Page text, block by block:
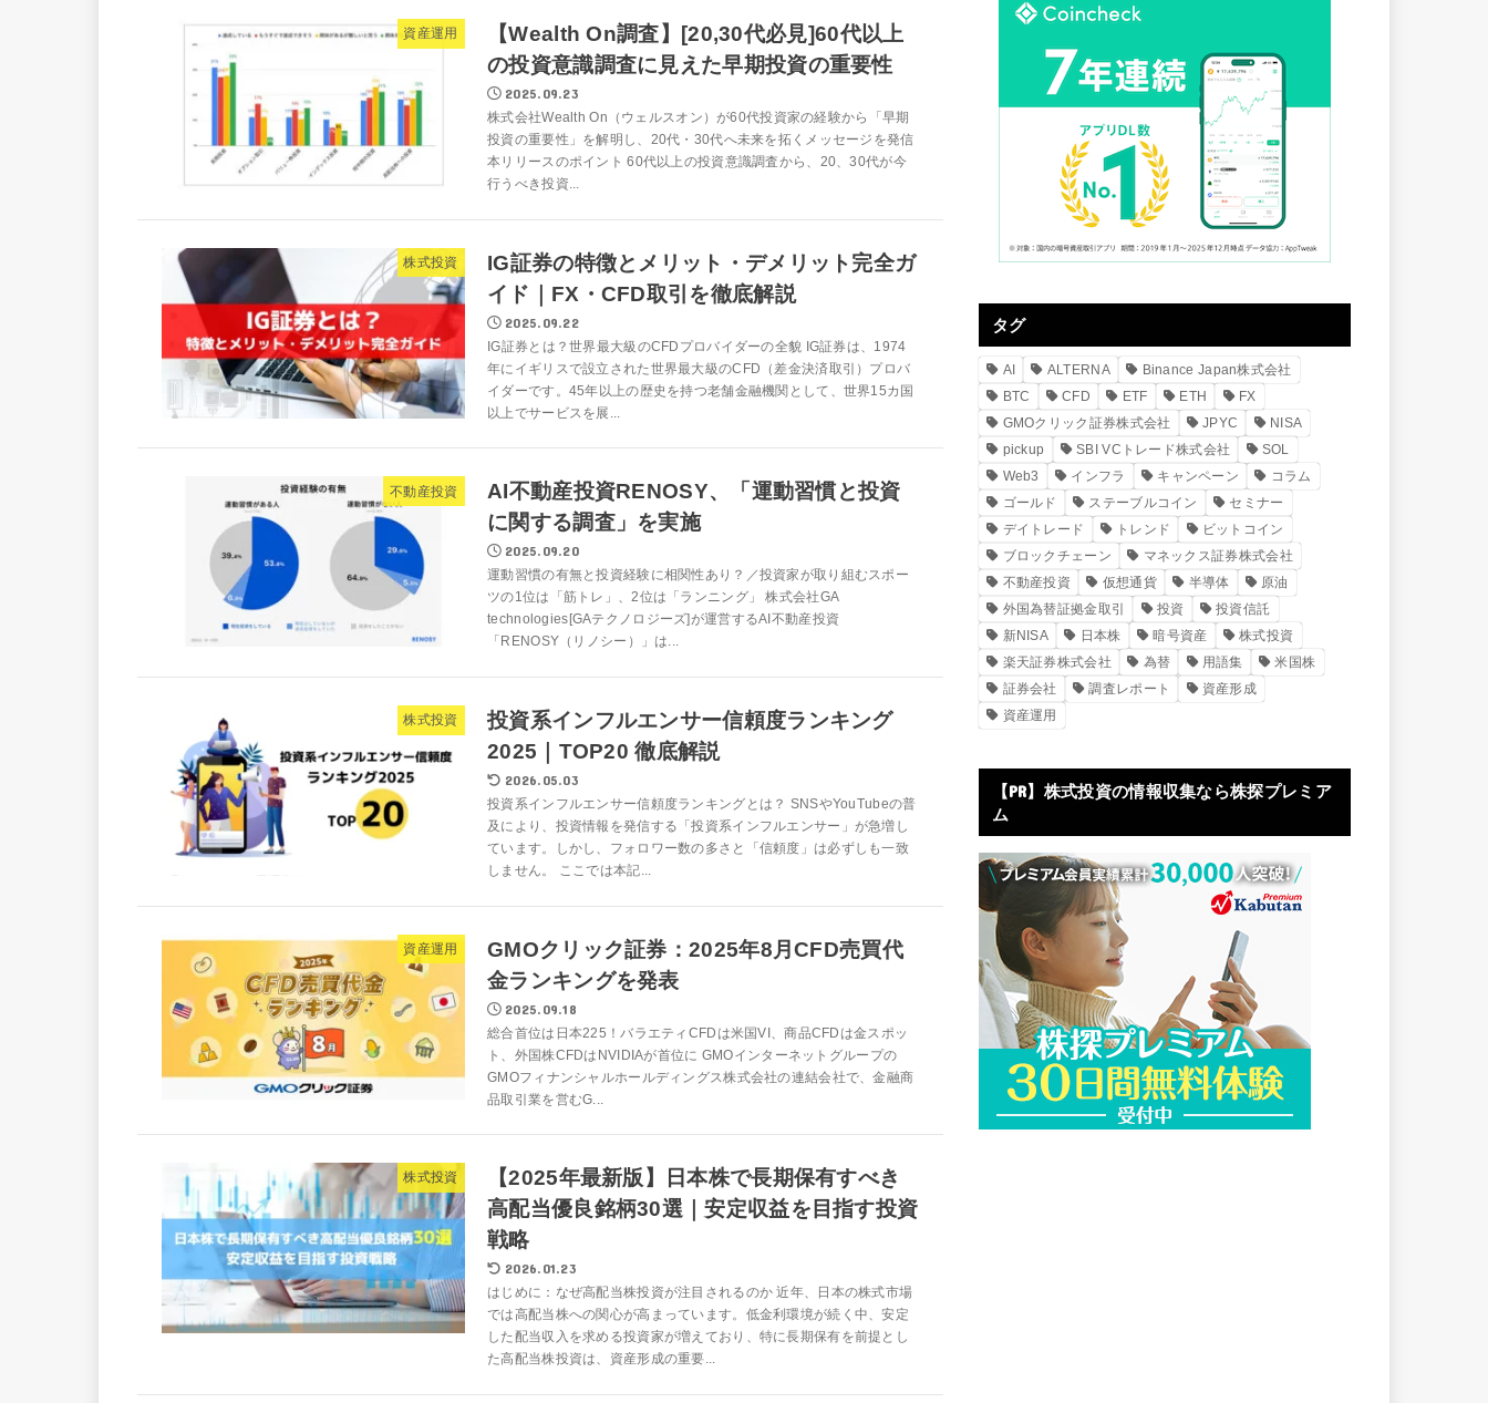
資産運用
【Wealth On調査】[20,30代必見]60代以上
の投資意識調査に見えた早期投資の重要性
2025.09.23
株式会社Wealth On（ウェルスオン）が60代投資家の経験から「早期
投資の重要性」を解明し、20代・30代へ未来を拓くメッセージを発信
本リリースのポイント 60代以上の投資意識調査から、20、30代が今
行うべき投資...
株式投資
IG証券の特徴とメリット・デメリット完全ガ
イド｜FX・CFD取引を徹底解説
2025.09.22
IG証券とは？世界最大級のCFDプロバイダーの全貌 IG証券は、1974
年にイギリスで設立された世界最大級のCFD（差金決済取引）プロバ
イダーです。45年以上の歴史を持つ老舗金融機関として、世界15カ国
以上でサービスを展...
不動産投資
AI不動産投資RENOSY、「運動習慣と投資
に関する調査」を実施
2025.09.20
運動習慣の有無と投資経験に相関性あり？／投資家が取り組むスポー
ツの1位は「筋トレ」、2位は「ランニング」 株式会社GA
technologies[GAテクノロジーズ]が運営するAI不動産投資
「RENOSY（リノシー）」は...
株式投資
投資系インフルエンサー信頼度ランキング
2025｜TOP20 徹底解説
2026.05.03
投資系インフルエンサー信頼度ランキングとは？ SNSやYouTubeの普
及により、投資情報を発信する「投資系インフルエンサー」が急増し
ています。しかし、フォロワー数の多さと「信頼度」は必ずしも一致
しません。 ここでは本記...
資産運用
GMOクリック証券：2025年8月CFD売買代
金ランキングを発表
2025.09.18
総合首位は日本225！バラエティCFDは米国VI、商品CFDは金スポッ
ト、外国株CFDはNVIDIAが首位に GMOインターネットグループの
GMOフィナンシャルホールディングス株式会社の連結会社で、金融商
品取引業を営むG...
株式投資
【2025年最新版】日本株で長期保有すべき
高配当優良銘柄30選｜安定収益を目指す投資
戦略
2026.01.23
はじめに：なぜ高配当株投資が注目されるのか 近年、日本の株式市場
では高配当株への関心が高まっています。低金利環境が続く中、安定
した配当収入を求める投資家が増えており、特に長期保有を前提とし
た高配当株投資は、資産形成の重要...
タグ
AI ALTERNA
Binance Japan株式会社
BTC
CFD ETF ETH
FX
GMOクリック証券株式会社
JPYC
NISA
pickup
SBI VCトレード株式会社
SOL
Web3
インフラ キャンペーン
コラム
ゴールド
ステーブルコイン
セミナー
デイトレード
トレンド
ビットコイン
ブロックチェーン
マネックス証券株式会社
不動産投資
仮想通貨 半導体
原油
外国為替証拠金取引
投資
投資信託
新NISA
日本株 暗号資産
株式投資
楽天証券株式会社
為替 用語集
米国株
証券会社
調査レポート
資産形成
資産運用
【PR】株式投資の情報収集なら株探プレミア
ム